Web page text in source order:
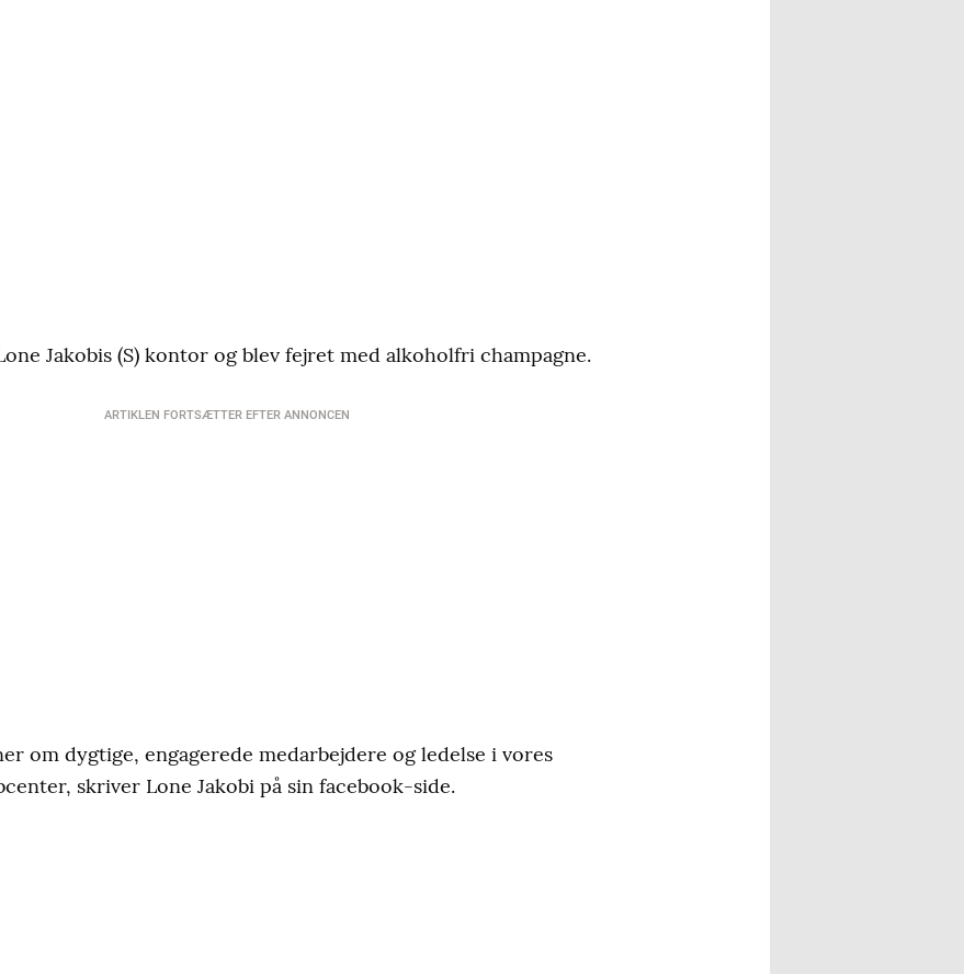
Jakobis (S) kontor og blev fejret med alkoholfri champagne.
ARTIKLEN FORTSÆTTER EFTER ANNONCEN
om dygtige, engagerede medarbejdere og ledelse i vores
skriver Lone Jakobi på sin facebook-side.